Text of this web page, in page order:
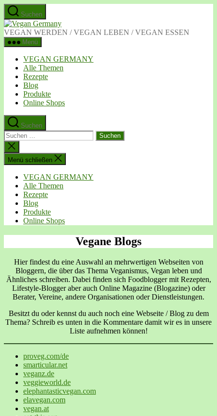
Zum
Inhalt
springen
Suchen
Vegan
Germany
VEGAN WERDEN / VEGAN LEBEN / VEGAN ESSEN
Menü
VEGAN GERMANY
Alle Themen
Rezepte
Blog
Produkte
Online Shops
Suchen
Suchen
nach:
Suche
schließen
Menü schließen
VEGAN GERMANY
Alle Themen
Rezepte
Blog
Produkte
Online Shops
Vegane Blogs
Hier findest du eine Auswahl an mehrwertigen Webseiten von
Bloggern, die über das Thema Veganismus, Vegan leben und
Ähnliches schreiben. Dabei finden sich Foodblogger mit Rezepten,
Lifestyle-Blogger aber auch Online Magazine (Blogazine) oder
Berater, Vereine, andere Organisationen oder Dienstleistungen.
Besitzt du oder kennst du auch noch eine Webseite / Blog zu dem
Thema? Schreib es unten in die Kommentare damit wir es in unsere
Liste aufnehmen können!
proveg.com/de
smarticular.net
veganz.de
veggieworld.de
elephantasticvegan.com
elavegan.com
vegan.at